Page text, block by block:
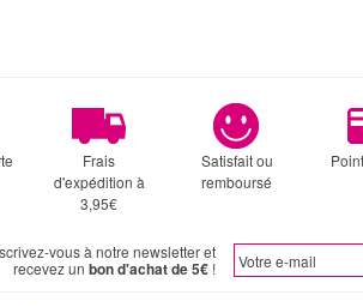
Frais
d'expédition à
3,95€
Satisfait ou
remboursé
vous à notre newsletter et
recevez un bon d'achat de 5€ !